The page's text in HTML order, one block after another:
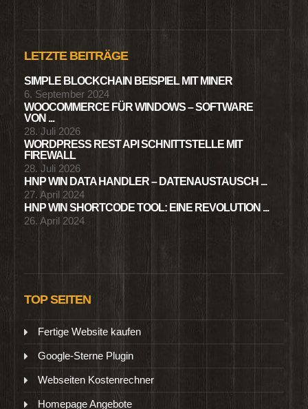
LETZTE BEITRÄGE
SIMPLE BLOCKCHAIN BEISPIEL MIT MINER
6. September 2024
WOOCOMMERCE FÜR WINDOWS – SOFTWARE
VON ...
28. Juli 2026
WORDPRESS REST API SCHNITTSTELLE MIT
FIREWALL
28. Juli 2026
HNP WIN DATA HANDLER – DATENAUSTAUSCH ...
27. April 2024
HNP WIN SHORTCODE TOOL: EINE REVOLUTION ...
26. April 2024
TOP SEITEN
Fertige Website kaufen
Google-Sterne Plugin
Webseiten Kostenrechner
Homepage Angebote